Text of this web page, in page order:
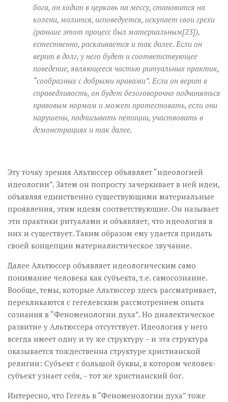
бога, он ходит в церковь на мессу, становится на
колени, молится, исповедуется, искупает свои грехи
(раньше этот процесс был материальным[23]),
естественно, раскаивается и так далее. Если он
верит в долг, у него будет и соответствующее
поведение, являющееся частью ритуальных практик,
“сообразных с добрыми нравами”. Если он верит в
справедливость, он будет безоговорочно подчиняться
правовым нормам и может протестовать, если они
нарушены, подписывать петиции, участвовать в
демонстрациях и так далее.
Эту точку зрения Альтюссер объявляет “идеологией
идеологии”. Затем он попросту зачеркивает в ней идеи,
объявляя единственно существующими материальные
проявления, этим идеям соответствующие. Он называет
эти практики ритуалами и объявляет, что идеология в
них и существует. Таким образом ему удается придать
своей концепции материалистическое звучание.
Далее Альтюссер объявляет идеологическим само
понимание человека как субъекта, т.е. самосознание.
Вообще, темы, которые Альтюссер здесь рассматривает,
перекликаются с гегелевским рассмотрением опыта
сознания в “Феноменологии духа”. Но диалектическое
развитие у Альтюссера отсутствует. Идеология у него
всегда имеет одну и ту же структуру – и эта структура
оказывается тождественна структуре христианской
религии: Субъект с большой буквы, в котором человек-
субъект узнает себя, – тот же христианский бог.
Интересно, что Гегель в “Феноменологии духа” тоже